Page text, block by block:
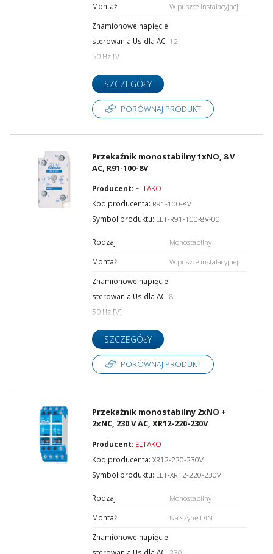
Montaż
W puszce instalacyjnej
Znamionowe napięcie
sterowania Us dla AC
50 Hz [V]
12
SZCZEGÓŁY
PORÓWNAJ PRODUKT
Przekaźnik monostabilny 1xNO, 8 V
AC, R91-100-8V
Producent: ELTAKO
Kod producenta: R91-100-8V
Symbol produktu: ELT-R91-100-8V-00
Rodzaj
Monostabilny
Montaż
W puszce instalacyjnej
Znamionowe napięcie
sterowania Us dla AC
50 Hz [V]
8
SZCZEGÓŁY
PORÓWNAJ PRODUKT
Przekaźnik monostabilny 2xNO +
2xNC, 230 V AC, XR12-220-230V
Producent: ELTAKO
Kod producenta:XR12-220-230V
Symbol produktu: ELT-XR12-220-230V
Rodzaj
Monostabilny
Montaż
Na szynę DIN
Znamionowe napięcie